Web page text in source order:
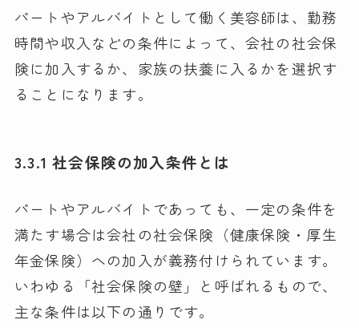
パートやアルバイトとして働く美容師は、勤務
時間や収入などの条件によって、会社の社会保
険に加入するか、家族の扶養に入るかを選択す
ることになります。
3.3.1 社会保険の加入条件とは
パートやアルバイトであっても、一定の条件を
満たす場合は会社の社会保険（健康保険・厚生
年金保険）への加入が義務付けられています。
いわゆる「社会保険の壁」と呼ばれるもので、
主な条件は以下の通りです。